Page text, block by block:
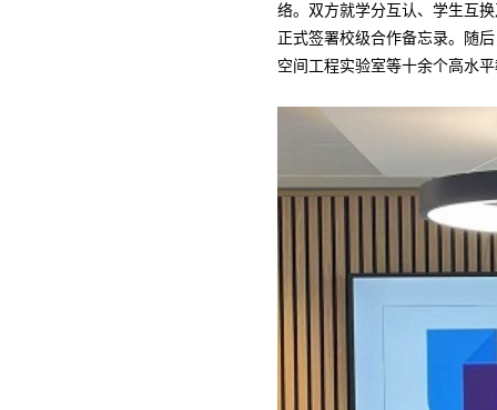
络。双方就学分互认、学生互
正式签署校级合作备忘录。随
空间工程实验室等十余个高水